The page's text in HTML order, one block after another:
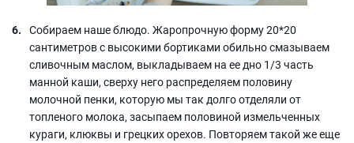
Собираем наше блюдо. Жаропрочную форму 20*20
сантиметров с высокими бортиками обильно смазываем
сливочным маслом, выкладываем на ее дно 1/3 часть
манной каши, сверху него распределяем половину
молочной пенки, которую мы так долго отделяли от
топленого молока, засыпаем половиной измельченных
кураги, клюквы и грецких орехов. Повторяем такой же еще